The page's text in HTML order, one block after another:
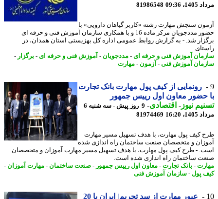
09:36
81986548
سنجش مهارت رشته «کاربر گیاهان دارویی» با
حضور مددجویان مرکز ماده 16 و با همکاری سازمان آموزش فنی و حرفه ای
شد. - به گزارش روابط عمومی اداره کل بهزیستی استان همدان، در
...
آموزش فنی و حرفه ای- مددجویان-آموزش فنی و حرفه ای- برگزار -
آموزش فنی -آزمون -مهارت
رونمایی از کیف پول مهارت بانک تجارت
حضور معاون اول رییس جمهور
نیوز-اقتصادی-
9 روز پیش - سه شنبه 6
16:20
81974469
کیف پول مهارت، با هدف تسهیل مسیر مهارت
و متخصصان صنعت ساختمان راه اندازی شده
- طرح کیف پول مهارت، با هدف تسهیل مسیر مهارت آموزان و متخصصان
ساختمان راه اندازی شده است.
- بانک تجارت- معاون اول رییس جمهور-صنعت ساختمان-مهارت آموزان-
پول-سازمان آموزش فنی
عبور مهارت از سد تحریم| ایران با 20